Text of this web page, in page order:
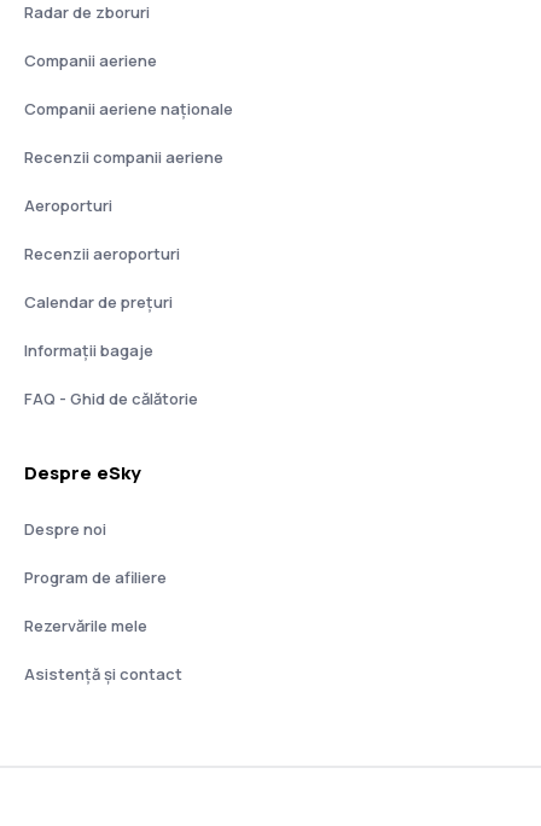
Radar de zboruri
Companii aeriene
Companii aeriene naţionale
Recenzii companii aeriene
Aeroporturi
Recenzii aeroporturi
Calendar de prețuri
Informații bagaje
FAQ - Ghid de călătorie
Despre eSky
Despre noi
Program de afiliere
Rezervările mele
Asistenţă şi contact